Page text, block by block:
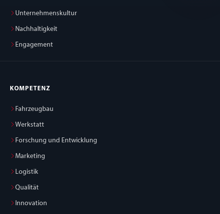
Unternehmenskultur
Nachhaltigkeit
Engagement
KOMPETENZ
Fahrzeugbau
Werkstatt
Forschung und Entwicklung
Marketing
Logistik
Qualität
Innovation